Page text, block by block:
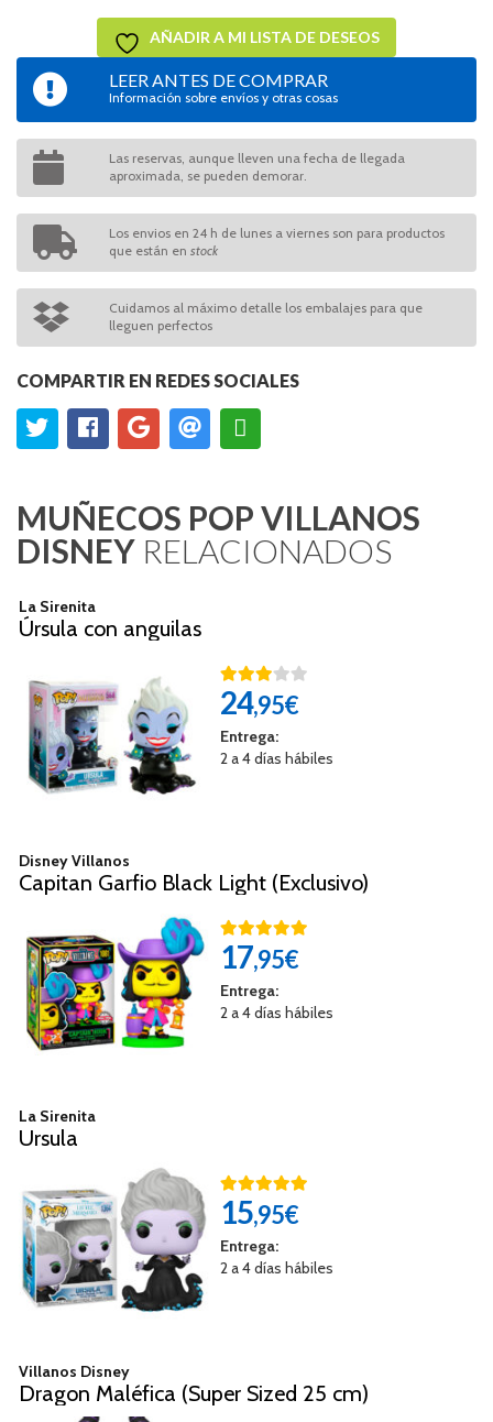
AÑADIR A MI LISTA DE DESEOS
LEER ANTES DE COMPRAR
Información sobre envíos y otras cosas
Las reservas, aunque lleven una fecha de llegada
aproximada, se pueden demorar.
Los envios en 24 h de lunes a viernes son para productos
que están en stock
Cuidamos al máximo detalle los embalajes para que
lleguen perfectos
COMPARTIR EN REDES SOCIALES
MUÑECOS POP VILLANOS
DISNEY RELACIONADOS
La Sirenita
Úrsula con anguilas
24,95€
Entrega:
2 a 4 días hábiles
Disney Villanos
Capitan Garfio Black Light (Exclusivo)
17,95€
Entrega:
2 a 4 días hábiles
La Sirenita
Ursula
15,95€
Entrega:
2 a 4 días hábiles
Villanos Disney
Dragon Maléfica (Super Sized 25 cm)